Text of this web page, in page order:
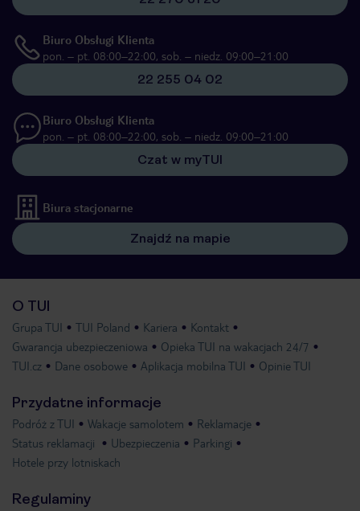
Biuro Obsługi Klienta
pon. – pt. 08:00–22:00, sob. – niedz. 09:00–21:00
22 255 04 02
Biuro Obsługi Klienta
pon. – pt. 08:00–22:00, sob. – niedz. 09:00–21:00
Czat w myTUI
Biura stacjonarne
Znajdź na mapie
O TUI
Grupa TUI TUI Poland Kariera
Kontakt
Gwarancja ubezpieczeniowa
Opieka TUI na wakacjach 24/7
TUI.cz
Dane osobowe Aplikacja mobilna TUI Opinie TUI
Przydatne informacje
Podróż z TUI Wakacje samolotem
Reklamacje
Status reklamacji
Ubezpieczenia
Parkingi
Hotele przy lotniskach
Regulaminy